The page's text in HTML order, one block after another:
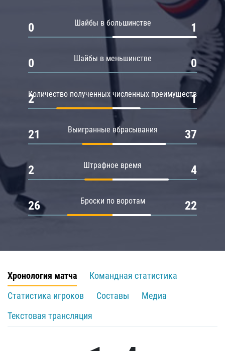
Шайбы в большинстве
0 1
Шайбы в меньшинстве
0 0
Количество полученных численных преимуществ
2 1
Выигранные вбрасывания
21 37
Штрафное время
2 4
Броски по воротам
26 22
Хронология матча
Командная статистика
Статистика игроков
Составы
Медиа
Текстовая трансляция